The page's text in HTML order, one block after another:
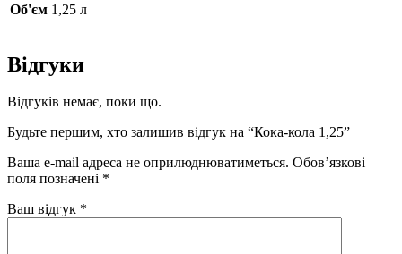
Об'єм 1,25 л
Відгуки
Відгуків немає, поки що.
Будьте першим, хто залишив відгук на “Кока-кола 1,25”
Ваша e-mail адреса не оприлюднюватиметься. Обов’язкові
поля позначені *
Ваш відгук *